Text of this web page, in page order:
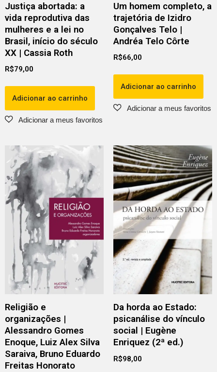
Justiça abortada: a
vida reprodutiva das
mulheres e a lei no
Brasil, início do século
XX | Cassia Roth
R$79,00
Adicionar ao carrinho
Um homem completo, a
trajetória de Izidro
Gonçalves Telo |
Andréa Telo Côrte
R$66,00
Adicionar ao carrinho
Religião e
organizações |
Alessandro Gomes
Enoque, Luiz Alex Silva
Saraiva, Bruno Eduardo
Freitas Honorato
Da horda ao Estado:
psicanálise do vínculo
social | Eugène
Enriquez (2ª ed.)
R$98,00